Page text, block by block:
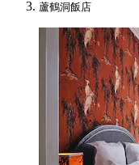
蘆鶴洞飯店